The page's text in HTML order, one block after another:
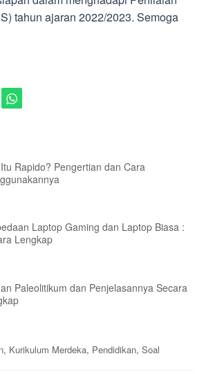
tahun ajaran 2022/2023. Semoga
Rapido? Pengertian dan Cara
Laptop Gaming dan Laptop Biasa :
Lengkap
Paleolitikum dan Penjelasannya Secara
, Kurikulum Merdeka, Pendidikan, Soal